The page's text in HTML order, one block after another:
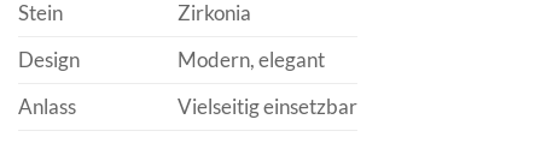
Stein
Zirkonia
Design
Modern, elegant
Anlass
Vielseitig einsetzbar